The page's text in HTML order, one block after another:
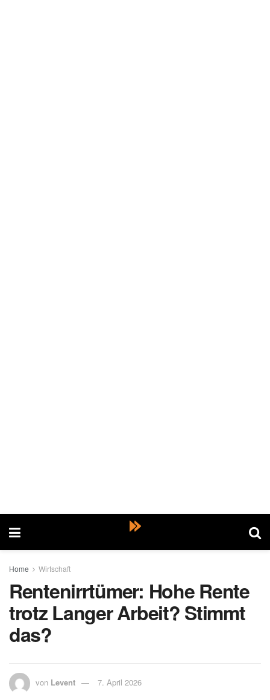
Home Wirtschaft
Rentenirrtümer: Hohe Rente
trotz Langer Arbeit? Stimmt
das?
von Levent 7. April 2026